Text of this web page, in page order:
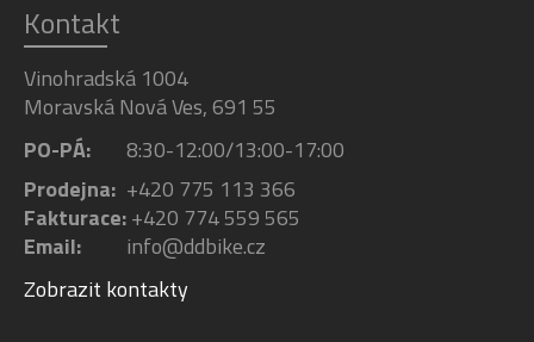
Kontakt
Vinohradská 1004
Moravská Nová Ves, 691 55
PO-PÁ:
8:30-12:00/13:00-17:00
Prodejna: +420 775 113 366
Fakturace:+420 774 559 565
Email:
info@ddbike.cz
Zobrazit kontakty